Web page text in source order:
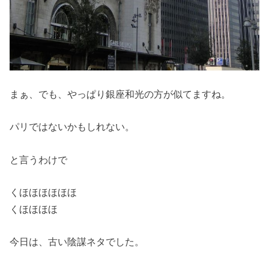
まぁ、でも、やっぱり銀座和光の方が似てますね。
パリではないかもしれない。
と言うわけで
くほほほほほほ
くほほほほ
今日は、古い陰謀ネタでした。